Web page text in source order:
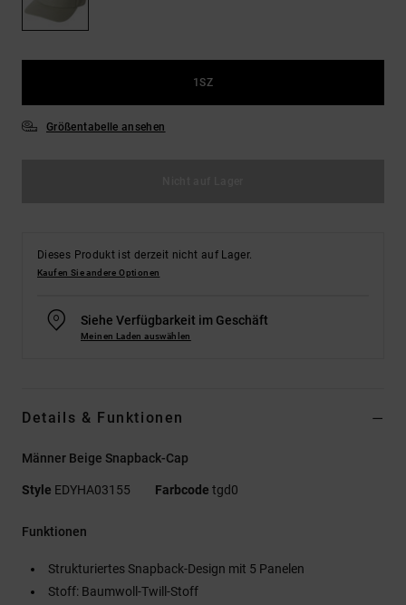
1SZ
Größentabelle ansehen
Dieses Produkt ist derzeit nicht auf Lager.
Kaufen Sie andere Optionen
Siehe Verfügbarkeit im Geschäft
Meinen Laden auswählen
Details & Funktionen
Männer Beige Snapback-Cap
Style EDYHA03155 Farbcode tgd0
Funktionen
Strukturiertes Snapback-Design mit 5 Panelen
Stoff: Baumwoll-Twill-Stoff